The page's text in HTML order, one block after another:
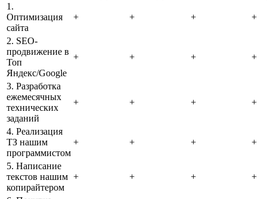
1.
Оптимизация
сайта
+ + + +
2. SEO-
продвижение в
Топ
Яндекс/Google
+ + + +
3. Разработка
ежемесячных
технических
заданий
+ + + +
4. Реализация
ТЗ нашим
программистом
+ + + +
5. Написание
текстов нашим
копирайтером
+ + + +